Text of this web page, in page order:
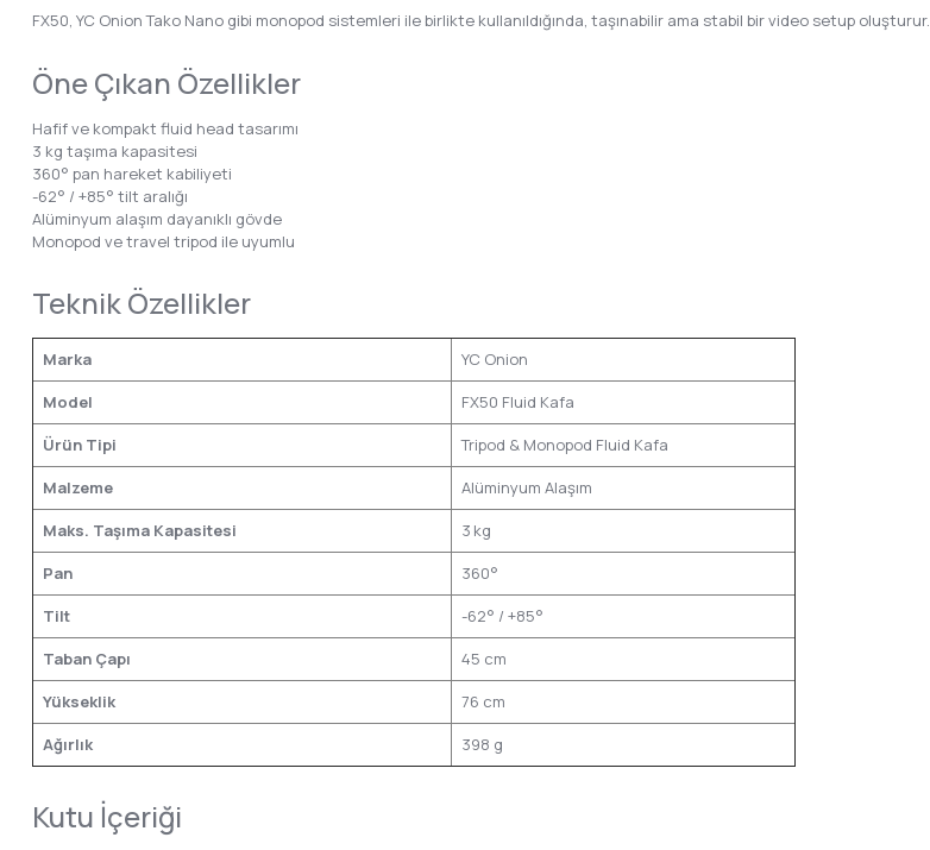
FX50, YC Onion Tako Nano gibi monopod sistemleri ile birlikte kullanıldığında, taşınabilir ama stabil bir video setup oluşturur.
Öne Çıkan Özellikler
Hafif ve kompakt fluid head tasarımı
3 kg taşıma kapasitesi
360° pan hareket kabiliyeti
-62° / +85° tilt aralığı
Alüminyum alaşım dayanıklı gövde
Monopod ve travel tripod ile uyumlu
Teknik Özellikler
Marka
YC Onion
Model
FX50 Fluid Kafa
Ürün Tipi
Tripod & Monopod Fluid Kafa
Malzeme
Alüminyum Alaşım
Maks. Taşıma Kapasitesi
3 kg
Pan
360°
Tilt
-62° / +85°
Taban Çapı
45 cm
Yükseklik
76 cm
Ağırlık
398 g
Kutu İçeriği